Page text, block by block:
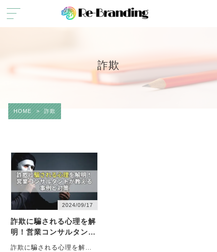
詐欺
HOME > 詐欺
2024/09/17
詐欺に騙される心理を解
明！営業コンサルタント
が教える事例と対策
詐欺に騙される心理を解